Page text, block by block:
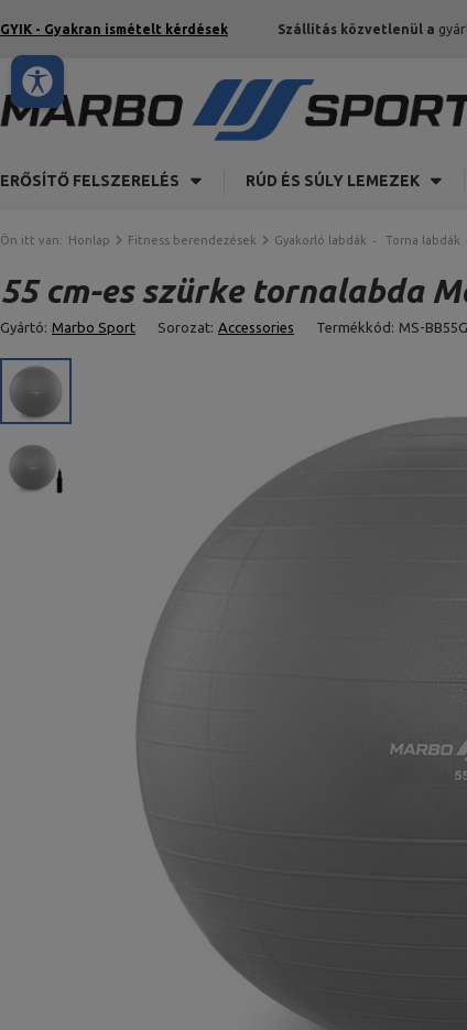
GYIK - Gyakran ismételt kérdések Szállítás közvetlenül a
ERŐSÍTŐ FELSZERELÉS RÚD ÉS SÚLY LEMEZEK
Ön itt van: Honlap Fitness berendezések Gyakorló labdák Torna labdák
55 cm-es szürke tornalabda
Gyártó: Marbo Sport Sorozat: Accessories Termékkód: MS-